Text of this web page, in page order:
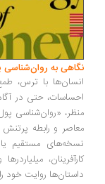
نگاهی به روان‌شناسی
انسان‌ها با ترس،
احساسات، حتی در
منظر، «روان‌شناسی
معاصر و رابطه پرتنش
نسخه‌های مستقیم یا
کارآفرینان،
داستان‌ها روایت خود